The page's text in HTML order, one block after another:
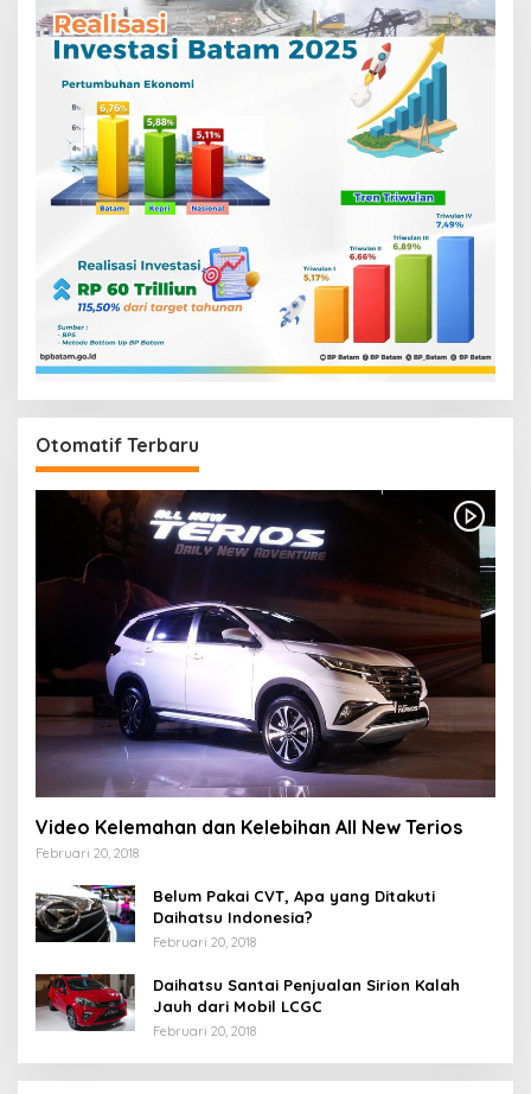
Otomatif Terbaru
Video Kelemahan dan Kelebihan All New Terios
Februari 20, 2018
Belum Pakai CVT, Apa yang Ditakuti
Daihatsu Indonesia?
Februari 20, 2018
Daihatsu Santai Penjualan Sirion Kalah
Jauh dari Mobil LCGC
Februari 20, 2018